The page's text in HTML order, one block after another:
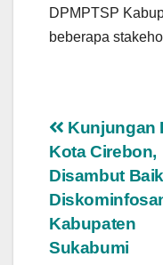
DPMPTSP
beberapa
Navigasi
pos
Kunjungan
Kota Cirebon,
Disambut Baik
Kabupaten
Sukabumi